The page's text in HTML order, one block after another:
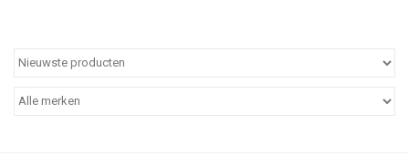
Categorieën